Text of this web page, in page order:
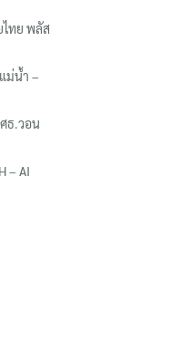
ไทย พลัส
ม่น้ำ –
ธ.วอน
– AI